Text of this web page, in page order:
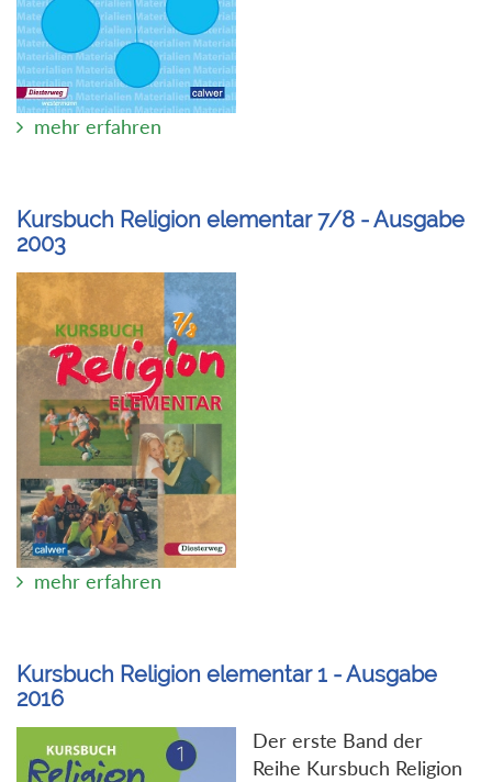
mehr erfahren
Kursbuch Religion elementar 7/8 - Ausgabe
2003
mehr erfahren
Kursbuch Religion elementar 1 - Ausgabe
2016
Der erste Band der
Reihe Kursbuch Religion